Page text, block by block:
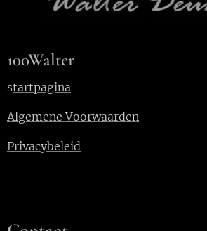
100Walter
startpagina
Algemene Voorwaarden
Privacybeleid